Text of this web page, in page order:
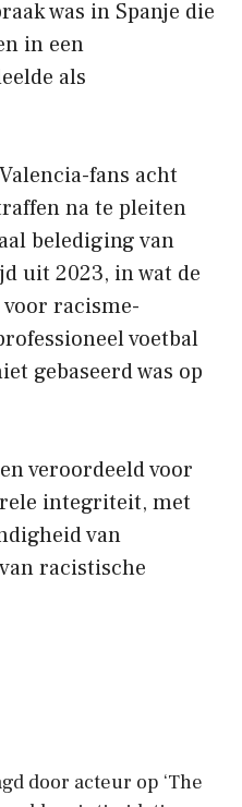
was in Spanje die
in een
als
fans acht
na te pleiten
belediging van
uit 2023, in wat de
racisme-
voetbal
gebaseerd was op
veroordeeld voor
integriteit, met
van
racistische
door acteur op ‘The